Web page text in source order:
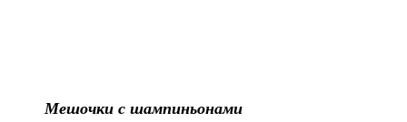
Мешочки с шампиньонами